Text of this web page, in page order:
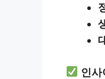
인